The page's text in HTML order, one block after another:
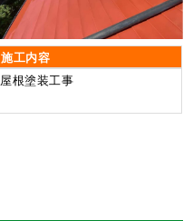
施工内容
屋根塗装工事